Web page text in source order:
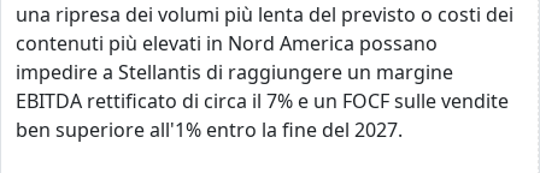
una ripresa dei volumi più lenta del previsto o costi dei
contenuti più elevati in Nord America possano
impedire a Stellantis di raggiungere un margine
EBITDA rettificato di circa il 7% e un FOCF sulle vendite
ben superiore all'1% entro la fine del 2027.